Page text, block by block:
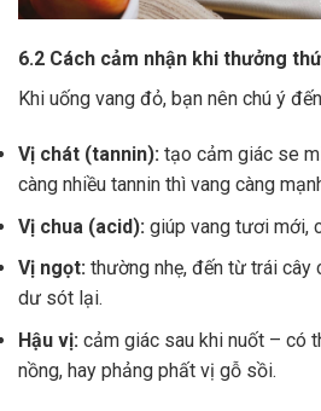
6.2 Cách cảm nhận khi thưởng
Khi uống vang đỏ, bạn nên chú ý
Vị chát (tannin): tạo cảm giác se
càng nhiều tannin thì vang càng
Vị chua (acid): giúp vang tươi mới,
Vị ngọt: thường nhẹ, đến từ trái
dư sót lại.
Hậu vị: cảm giác sau khi nuốt – có
nồng, hay phảng phất vị gỗ sồi.